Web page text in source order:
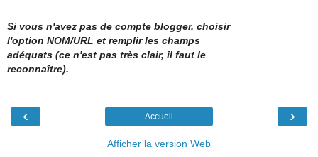
Si vous n'avez pas de compte blogger, choisir
l'option NOM/URL et remplir les champs
adéquats (ce n'est pas très clair, il faut le
reconnaître).
‹ ›
Accueil
Afficher la version Web